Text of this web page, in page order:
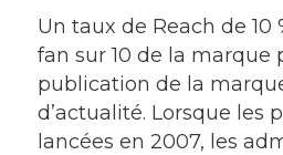
Un taux de Reach de 10
fan sur 10 de la marque
publication de la
d’actualité. Lorsque les
lancées en 2007, les